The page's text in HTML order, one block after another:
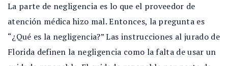
La parte de negligencia es lo que el proveedor de
atención médica hizo mal. Entonces, la pregunta es
“¿Qué es la negligencia?” Las instrucciones al jurado de
Florida definen la negligencia como la falta de usar un